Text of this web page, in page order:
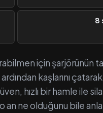
8
için şarjörünün
ardından kaşlarını
hızlı bir hamle ile
an ne olduğunu bile